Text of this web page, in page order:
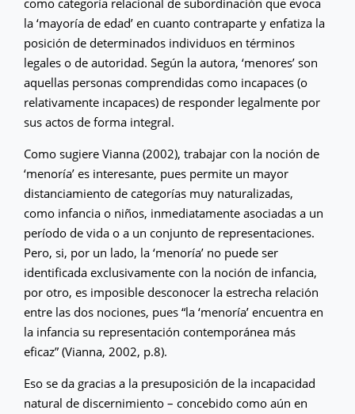
como categoría relacional de subordinación que evoca
la ‘mayoría de edad’ en cuanto contraparte y enfatiza la
posición de determinados individuos en términos
legales o de autoridad. Según la autora, ‘menores’ son
aquellas personas comprendidas como incapaces (o
relativamente incapaces) de responder legalmente por
sus actos de forma integral.
Como sugiere Vianna (2002), trabajar con la noción de
‘menoría’ es interesante, pues permite un mayor
distanciamiento de categorías muy naturalizadas,
como infancia o niños, inmediatamente asociadas a un
período de vida o a un conjunto de representaciones.
Pero, si, por un lado, la ‘menoría’ no puede ser
identificada exclusivamente con la noción de infancia,
por otro, es imposible desconocer la estrecha relación
entre las dos nociones, pues “la ‘menoría’ encuentra en
la infancia su representación contemporánea más
eficaz” (Vianna, 2002, p.8).
Eso se da gracias a la presuposición de la incapacidad
natural de discernimiento – concebido como aún en